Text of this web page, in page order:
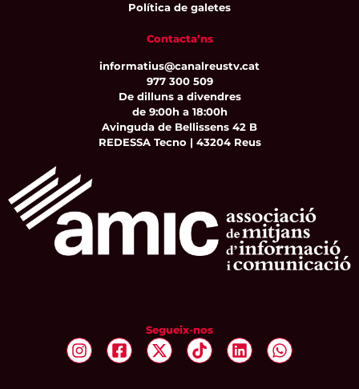
Política de galetes
Contacta’ns
informatius@canalreustv.cat
977 300 509
De dilluns a divendres
de 9:00h a 18:00h
Avinguda de Bellissens 42 B
REDESSA Tecno | 43204 Reus
Segueix-nos